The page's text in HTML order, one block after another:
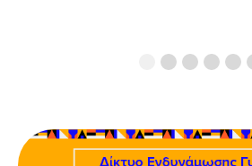
2 3 4 5